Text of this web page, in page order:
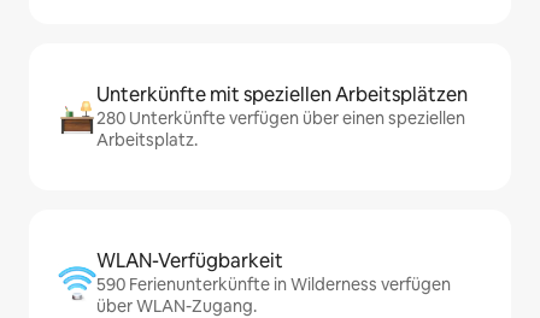
Unterkünfte mit speziellen Arbeitsplätzen
280 Unterkünfte verfügen über einen speziellen
Arbeitsplatz.
WLAN-Verfügbarkeit
590 Ferienunterkünfte in Wilderness verfügen
über WLAN-Zugang.